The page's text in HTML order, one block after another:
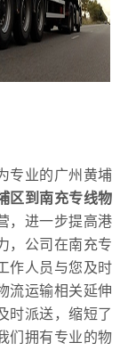
专业的广州黄埔
区到南充专线物
，进一步提高港
，公司在南充专
作人员与您及时
流运输相关延伸
时派送，缩短了
们拥有专业的物